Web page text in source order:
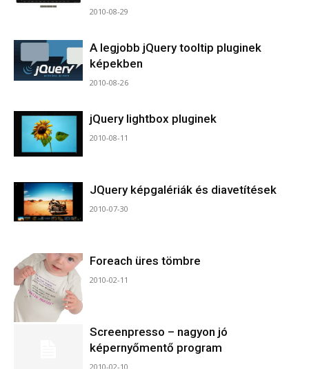
2010-08-29
A legjobb jQuery tooltip pluginek
képekben
2010-08-26
jQuery lightbox pluginek
2010-08-11
JQuery képgalériák és diavetítések
2010-07-30
Foreach üres tömbre
2010-02-11
Screenpresso – nagyon jó
képernyőmentő program
2010-02-10